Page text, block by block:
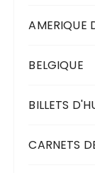
AMERIQUE
BELGIQUE
BILLETS
CARNETS